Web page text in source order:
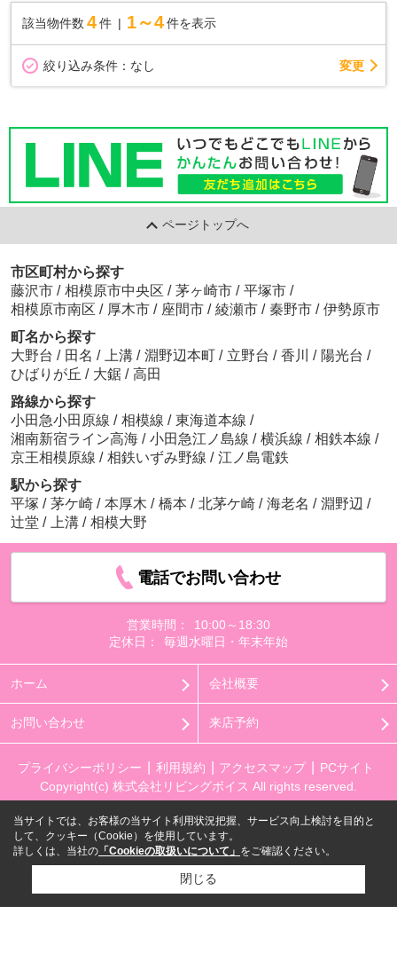
該当物件数 4件 1～4 件を表示
絞り込み条件： なし 変更
ページトップへ
市区町村から探す
藤沢市 / 相模原市中央区 / 茅ヶ崎市 / 平塚市 /
相模原市南区 / 厚木市 / 座間市 / 綾瀬市 / 秦野市 / 伊勢原市
町名から探す
大野台 / 田名 / 上溝 / 淵野辺本町 / 立野台 / 香川 / 陽光台 /
ひばりが丘 / 大鋸 / 高田
路線から探す
小田急小田原線 / 相模線 / 東海道本線 /
湘南新宿ライン高海 / 小田急江ノ島線 / 横浜線 / 相鉄本線 /
京王相模原線 / 相鉄いずみ野線 / 江ノ島電鉄
駅から探す
平塚 / 茅ケ崎 / 本厚木 / 橋本 / 北茅ケ崎 / 海老名 / 淵野辺 /
辻堂 / 上溝 / 相模大野
電話でお問い合わせ
営業時間：
10:00～18:30
定休日：
毎週水曜日・年末年始
ホーム 会社概要
お問い合わせ 来店予約
プライバシーポリシー 利用規約 アクセスマップ
PCサイト
Copyright(c) 株式会社リビングボイス All rights reserved.
当サイトでは、お客様の当サイト利用状況把握、サービス向上検討を目的と
して、クッキー（Cookie）を使用しています。
詳しくは、当社の 「Cookieの取扱いについて」 をご確認ください。
閉じる